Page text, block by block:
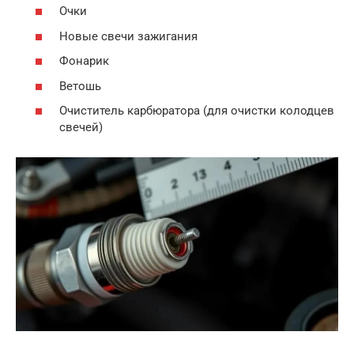
Очки
Новые свечи зажигания
Фонарик
Ветошь
Очиститель карбюратора (для очистки колодцев
свечей)